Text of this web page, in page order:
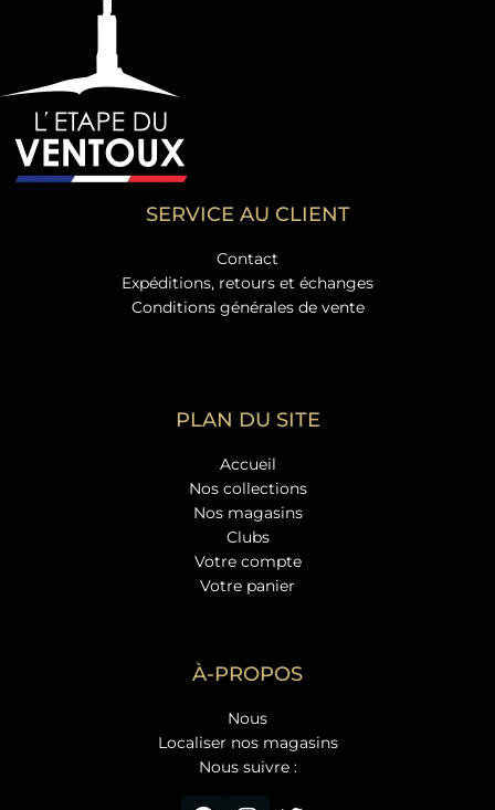
SERVICE AU CLIENT
Contact
Expéditions, retours et échanges
Conditions générales de vente
PLAN DU SITE
Accueil
Nos collections
Nos magasins
Clubs
Votre compte
Votre panier
À-PROPOS
Nous
Localiser nos magasins
Nous suivre :